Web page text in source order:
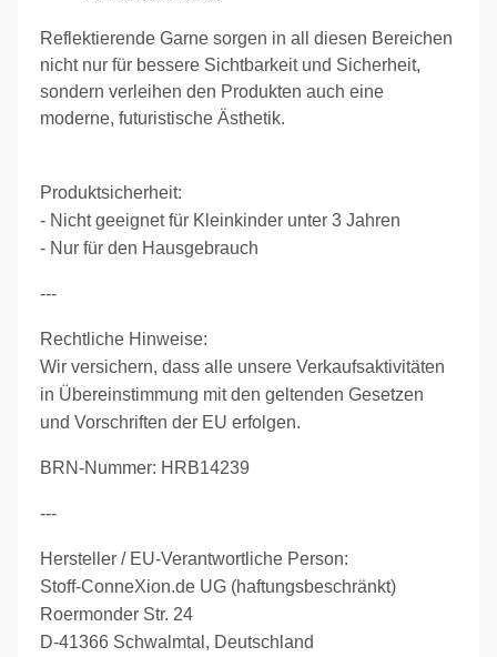
Reflektierende Garne sorgen in all diesen Bereichen
nicht nur für bessere Sichtbarkeit und Sicherheit,
sondern verleihen den Produkten auch eine
moderne, futuristische Ästhetik.
Produktsicherheit:
- Nicht geeignet für Kleinkinder unter 3 Jahren
- Nur für den Hausgebrauch
---
Rechtliche Hinweise:
Wir versichern, dass alle unsere Verkaufsaktivitäten
in Übereinstimmung mit den geltenden Gesetzen
und Vorschriften der EU erfolgen.
BRN-Nummer: HRB14239
---
Hersteller / EU-Verantwortliche Person:
Stoff-ConneXion.de UG (haftungsbeschränkt)
Roermonder Str. 24
D-41366 Schwalmtal, Deutschland